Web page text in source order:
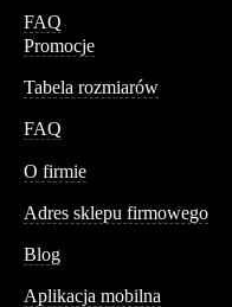
FAQ
Promocje
Tabela rozmiarów
FAQ
O firmie
Adres sklepu firmowego
Blog
Aplikacja mobilna